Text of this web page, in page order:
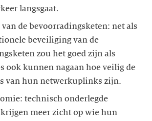
langsgaat.
de bevoorradingsketen: net als
beveiliging van de
zou het goed zijn als
ook kunnen nagaan hoe veilig de
van hun netwerkuplinks zijn.
technisch onderlegde
meer zicht op wie hun